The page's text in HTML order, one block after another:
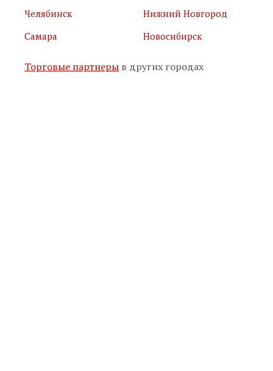
Подписаться
Челябинск
Нижний Новгород
Самара
Новосибирск
Торговые партнеры в других городах